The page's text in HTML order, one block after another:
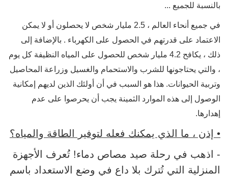
بالنسبة للجميع ...
في جميع أنحاء العالم ، 2.5 مليار شخص لا يحصلون أو لا يمكن
الاعتماد على قدرتهم في الحصول على الكهرباء . بالإضافة إلى
ذلك ، يكافح 4.2 مليار شخص للحصول على المياه النظيفة كل يوم
، والتي يحتاجونها للشرب والاستحمام والغسيل وزراعة المحاصيل
وتربية الحيوانات. هذا هو السبب في أن أولئك الذين لديهم إمكانية
الوصول إلى هذه الموارد الثمينة يجب أن يحرصوا على عدم
إهدارها.
• إذن ، ما الذي يمكنك فعله لتوفير الطاقة والمياه؟
- اذهب في رحلة صيد مصاص دماء! تُعرف الأجهزة
المنزلية التي تُترك بلا داع في وضع الاستعداد باسم